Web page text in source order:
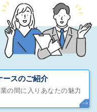
ースのご紹介
の間に入りあなたの魅力